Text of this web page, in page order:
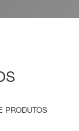
PRODUTOS